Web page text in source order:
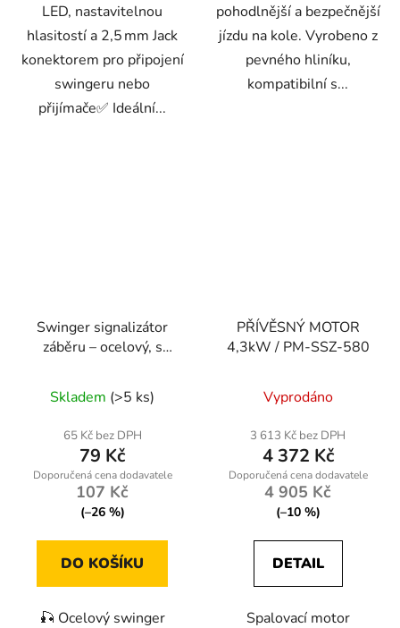
LED, nastavitelnou
hlasitostí a 2,5 mm Jack
konektorem pro připojení
swingeru nebo
přijímače✅ Ideální...
pohodlnější a bezpečnější
jízdu na kole. Vyrobeno z
pevného hliníku,
kompatibilní s...
Swinger signalizátor
záběru – ocelový, s
světlušku
Skladem (>5 ks)
65 Kč bez DPH
79 Kč
107 Kč
(–26 %)
DO KOŠÍKU
🎣 Ocelový swinger
PŘÍVĚSNÝ MOTOR
4,3kW / PM-SSZ-580
Vyprodáno
3 613 Kč bez DPH
4 372 Kč
4 905 Kč
(–10 %)
DETAIL
Spalovací motor